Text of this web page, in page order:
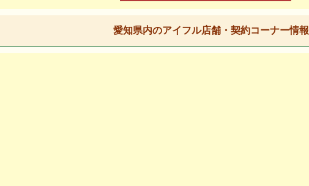
愛知県内のアイフル店舗・契約コーナー情報